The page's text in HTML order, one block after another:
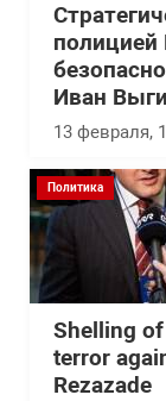
Иван
13 февраля,
Политика
Shelling
terror
Rezazade